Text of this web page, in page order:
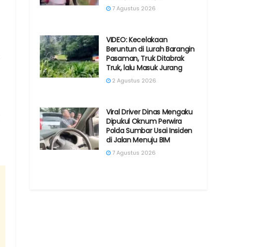
7 Agustus 2026
VIDEO: Kecelakaan
Beruntun di Lurah Barangin
Pasaman, Truk Ditabrak
Truk, lalu Masuk Jurang
2 Agustus 2026
Viral Driver Dinas Mengaku
Dipukul Oknum Perwira
Polda Sumbar Usai Insiden
di Jalan Menuju BIM
7 Agustus 2026